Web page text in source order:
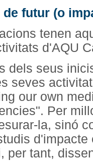
futur (o
tenen
d'AQU
dels seus
seves
our own
Per
la, sinó
per tant,